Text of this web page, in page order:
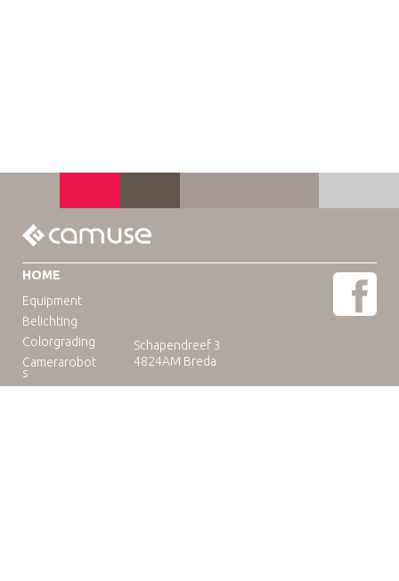
HOME
Equipment
Belichting
Colorgrading
Camerarobot
s
Schapendreef 3
4824AM Breda